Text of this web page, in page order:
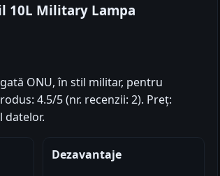
10L Military Lampa
ONU, în stil militar, pentru
4.5/5 (nr. recenzii: 2). Preț:
datelor.
Dezavantaje